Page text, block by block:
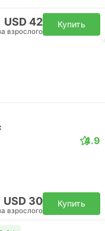
USD 42
взрослого
Купить
4.9
USD 30
взрослого
Купить